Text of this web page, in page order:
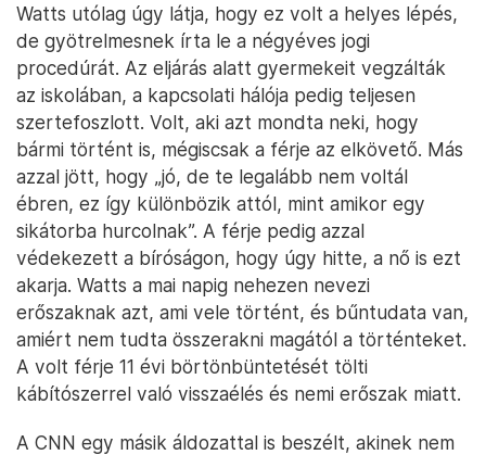
Watts utólag úgy látja, hogy ez volt a helyes lépés,
de gyötrelmesnek írta le a négyéves jogi
procedúrát. Az eljárás alatt gyermekeit vegzálták
az iskolában, a kapcsolati hálója pedig teljesen
szertefoszlott. Volt, aki azt mondta neki, hogy
bármi történt is, mégiscsak a férje az elkövető. Más
azzal jött, hogy „jó, de te legalább nem voltál
ébren, ez így különbözik attól, mint amikor egy
sikátorba hurcolnak”. A férje pedig azzal
védekezett a bíróságon, hogy úgy hitte, a nő is ezt
akarja. Watts a mai napig nehezen nevezi
erőszaknak azt, ami vele történt, és bűntudata van,
amiért nem tudta összerakni magától a történteket.
A volt férje 11 évi börtönbüntetését tölti
kábítószerrel való visszaélés és nemi erőszak miatt.
A CNN egy másik áldozattal is beszélt, akinek nem